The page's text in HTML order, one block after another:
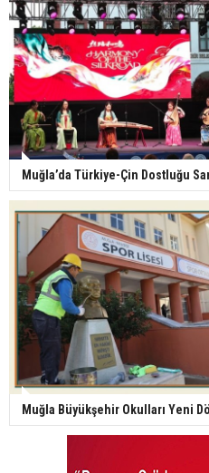
Muğla’da Türkiye-Çin Dostluğu
Muğla Büyükşehir Okulları Yeni